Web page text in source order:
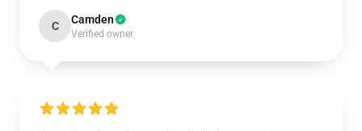
C Camden
Verified owner